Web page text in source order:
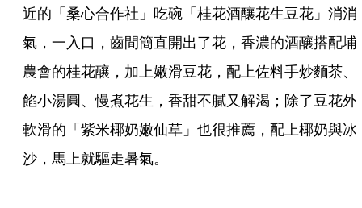
近的「桑心合作社」吃碗「桂花酒釀花生豆花」消消
氣，一入口，齒間簡直開出了花，香濃的酒釀搭配埔
農會的桂花釀，加上嫩滑豆花，配上佐料手炒麵茶、
餡小湯圓、慢煮花生，香甜不膩又解渴；除了豆花外
軟滑的「紫米椰奶嫩仙草」也很推薦，配上椰奶與冰
沙，馬上就驅走暑氣。